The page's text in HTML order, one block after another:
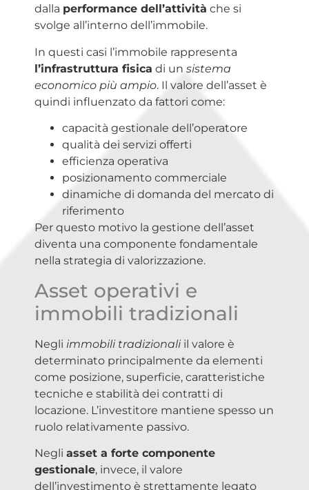
dalla performance dell’attività che si
svolge all’interno dell’immobile.
In questi casi l’immobile rappresenta
l’infrastruttura fisica di un sistema
economico più ampio. Il valore dell’asset è
quindi influenzato da fattori come:
capacità gestionale dell’operatore
qualità dei servizi offerti
efficienza operativa
posizionamento commerciale
dinamiche di domanda del mercato di
riferimento
Per questo motivo la gestione dell’asset
diventa una componente fondamentale
nella strategia di valorizzazione.
Asset operativi e
immobili tradizionali
Negli immobili tradizionali il valore è
determinato principalmente da elementi
come posizione, superficie, caratteristiche
tecniche e stabilità dei contratti di
locazione. L’investitore mantiene spesso un
ruolo relativamente passivo.
Negli asset a forte componente
gestionale, invece, il valore
dell’investimento è strettamente legato